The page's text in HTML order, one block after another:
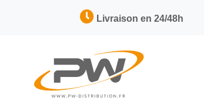
Livraison en 24/48h